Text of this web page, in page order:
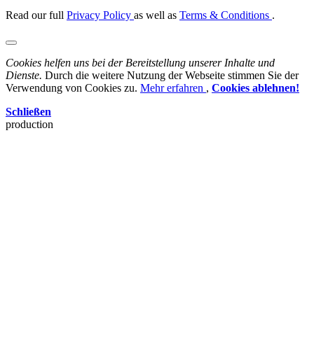
Read our full Privacy Policy as well as Terms & Conditions .
Cookies helfen uns bei der Bereitstellung unserer Inhalte und
Dienste. Durch die weitere Nutzung der Webseite stimmen Sie der
Verwendung von Cookies zu. Mehr erfahren , Cookies ablehnen!
Schließen
production